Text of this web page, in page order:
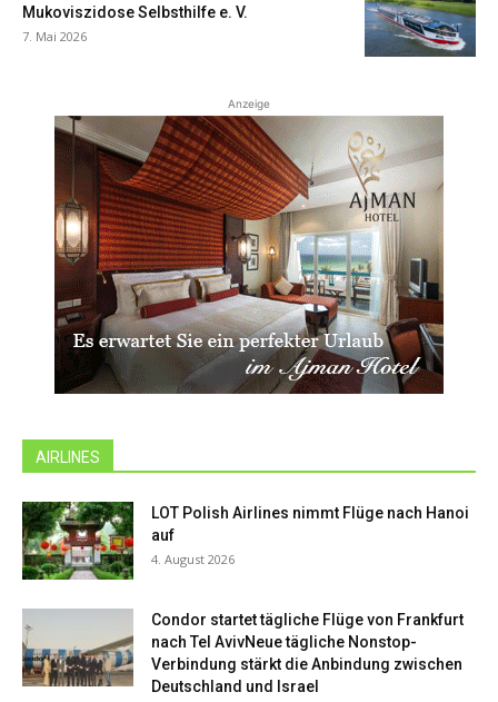
Mukoviszidose Selbsthilfe e. V.
7. Mai 2026
Anzeige
AIRLINES
LOT Polish Airlines nimmt Flüge nach Hanoi
auf
4. August 2026
Condor startet tägliche Flüge von Frankfurt
nach Tel AvivNeue tägliche Nonstop-
Verbindung stärkt die Anbindung zwischen
Deutschland und Israel